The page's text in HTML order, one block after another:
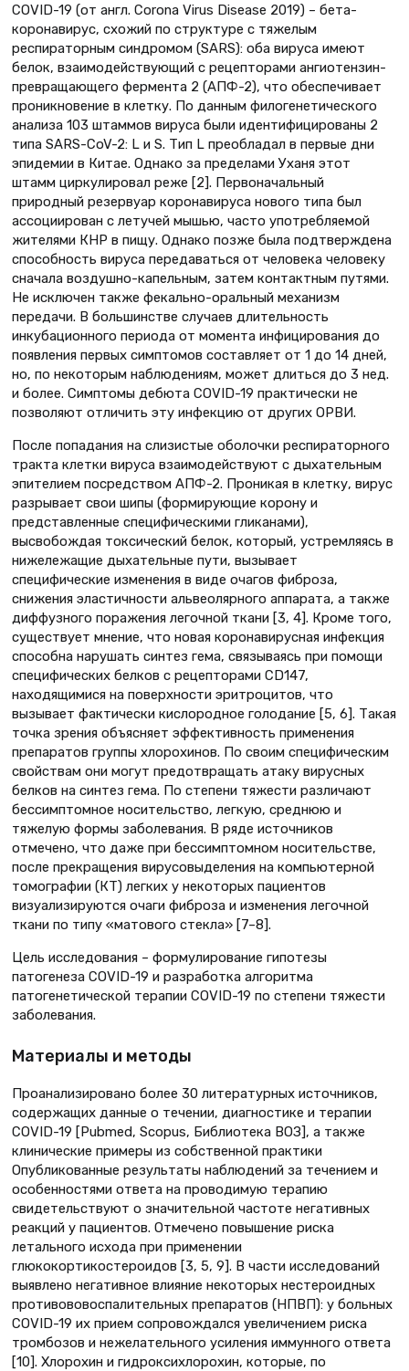
COVID-19 (от англ. Corona Virus Disease 2019) – бета-
коронавирус, схожий по структуре с тяжелым
респираторным синдромом (SARS): оба вируса имеют
белок, взаимодействующий с рецепторами ангиотензин-
пре­вращающего фермента 2 (АПФ-2), что обеспечивает
проникновение в клетку. По данным филогенетического
анализа 103 штаммов вируса были идентифицированы 2
типа SARS-CoV-2: L и S. Тип L преобладал в первые дни
эпидемии в Китае. Однако за пределами Уханя этот
штамм циркулировал реже [2]. Первоначальный
природный резервуар коронавируса нового типа был
ассоциирован с летучей мышью, часто употребляемой
жителями КНР в пищу. Однако позже была подтверждена
способность вируса передаваться от человека человеку
сначала воздушно-капельным, затем контактным путями.
Не исключен также фекально-оральный механизм
передачи. В большинстве случаев длительность
инкубационного периода от момента инфицирования до
появления первых симптомов составляет от 1 до 14 дней,
но, по некоторым наблюдениям, может длиться до 3 нед.
и более. Симптомы дебюта COVID-19 практически не
позволяют отличить эту инфекцию от других ОРВИ.
После попадания на слизистые оболочки респираторного
тракта клетки вируса взаимодействуют с дыхательным
эпителием посредством АПФ-2. Проникая в клетку, вирус
разрывает свои шипы (формирующие корону и
представленные специфическими гликанами),
высвобождая токсический белок, который, устремляясь в
нижележащие дыхательные пути, вызывает
специфические изменения в виде очагов фиброза,
снижения эластичности альвеолярного аппарата, а также
диффузного поражения легочной ткани [3, 4]. Кроме того,
существует мнение, что новая коронавирусная инфекция
способна нарушать синтез гема, связываясь при помощи
специфических белков с рецепторами CD147,
находящимися на поверхности эритроцитов, что
вызывает фактически кислородное голодание [5, 6]. Такая
точка зрения объясняет эффективность применения
препаратов группы хлорохинов. По своим специфическим
свойствам они могут предотвращать атаку вирусных
белков на синтез гема. По степени тяжести различают
бессимптомное носительство, легкую, среднюю и
тяжелую формы заболевания. В ряде источников
отмечено, что даже при бессимптомном носительстве,
после прекращения вирусовыделения на компьютерной
томографии (КТ) легких у некоторых пациентов
визуализируются очаги фиброза и изменения легочной
ткани по типу «матового стекла» [7–8].
Цель исследования – формулирование гипотезы
патогенеза СOVID-19 и разработка алгоритма
патогенетической терапии СOVID-19 по степени тяжести
заболевания.
Материалы и методы
Проанализировано более 30 литературных источников,
содержащих данные о течении, диагностике и терапии
COVID-19 [Pubmed, Scopus, Библиотека ВОЗ], а также
клинические примеры из собственной практики
Опубликованные результаты наблюдений за течением и
особенностями ответа на проводимую терапию
свидетельствуют о значительной частоте негативных
реакций у пациентов. Отмечено повышение риска
летального исхода при применении
глюкокортикостероидов [3, 5, 9]. В части исследований
выявлено негативное влияние некоторых нестероидных
противововоспалительных препаратов (НПВП): у больных
COVID-19 их прием сопровождался увеличением риска
тромбозов и нежелательного усиления иммунного ответа
[10]. Хлорохин и гидроксихлорохин, которые, по